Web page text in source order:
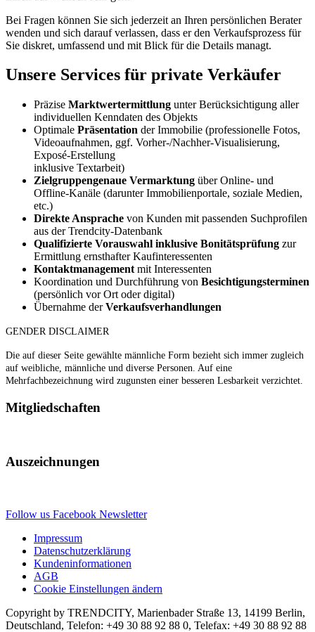
Bei Fragen können Sie sich jederzeit an Ihren persönlichen Berater
wenden und sich darauf verlassen, dass er den Verkaufsprozess für
Sie diskret, umfassend und mit Blick für die Details managt.
Unsere Services für private Verkäufer
Präzise Marktwertermittlung unter Berücksichtigung aller
individuellen Kenndaten des Objekts
Optimale Präsentation der Immobilie (professionelle Fotos,
Videoaufnahmen, ggf. Vorher-/Nachher-Visualisierung,
Exposé-Erstellung
inklusive Textarbeit)
Zielgruppengenaue Vermarktung über Online- und
Offline-Kanäle (darunter Immobilienportale, soziale Medien,
etc.)
Direkte Ansprache von Kunden mit passenden Suchprofilen
aus der Trendcity-Datenbank
Qualifizierte Vorauswahl inklusive Bonitätsprüfung zur
Ermittlung ernsthafter Kaufinteressenten
Kontaktmanagement mit Interessenten
Koordination und Durchführung von Besichtigungsterminen
(persönlich vor Ort oder digital)
Übernahme derVerkaufsverhandlungen
GENDER DISCLAIMER
Die auf dieser Seite gewählte männliche Form bezieht sich immer zugleich
auf weibliche, männliche und diverse Personen. Auf eine
Mehrfachbezeichnung wird zugunsten einer besseren Lesbarkeit verzichtet.
Mitgliedschaften
Auszeichnungen
Follow us Facebook Newsletter
Impressum
Datenschutzerklärung
Kundeninformationen
AGB
Cookie Einstellungen ändern
Copyright by TRENDCITY, Marienbader Straße 13, 14199 Berlin,
Deutschland, Telefon: +49 30 88 92 88 0, Telefax: +49 30 88 92 88